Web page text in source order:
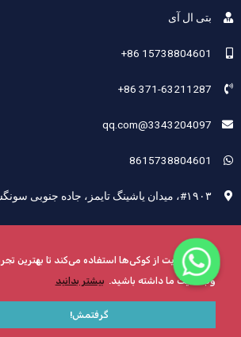
این وب‌سایت از کوکی‌ها استفاده می‌کند تا بهترین
وب‌سایت ما داشته باشید. بیشتر بدانید
گرفتمش!
بتی ال آی
‎+86 15738804601‎
‎+86 371-63211287‎
3343204097@qq.com
8615738804601
#۱۹۰۳، میدان یاشینگ تایمز، جاده جنوبی سونگشان، ژنگژو، چین
حق چاپ © 2024 Henan Sicheng Abrasives Tech Co., Ltd.
نقشه سایت طراحی و اجرا توسط هنان